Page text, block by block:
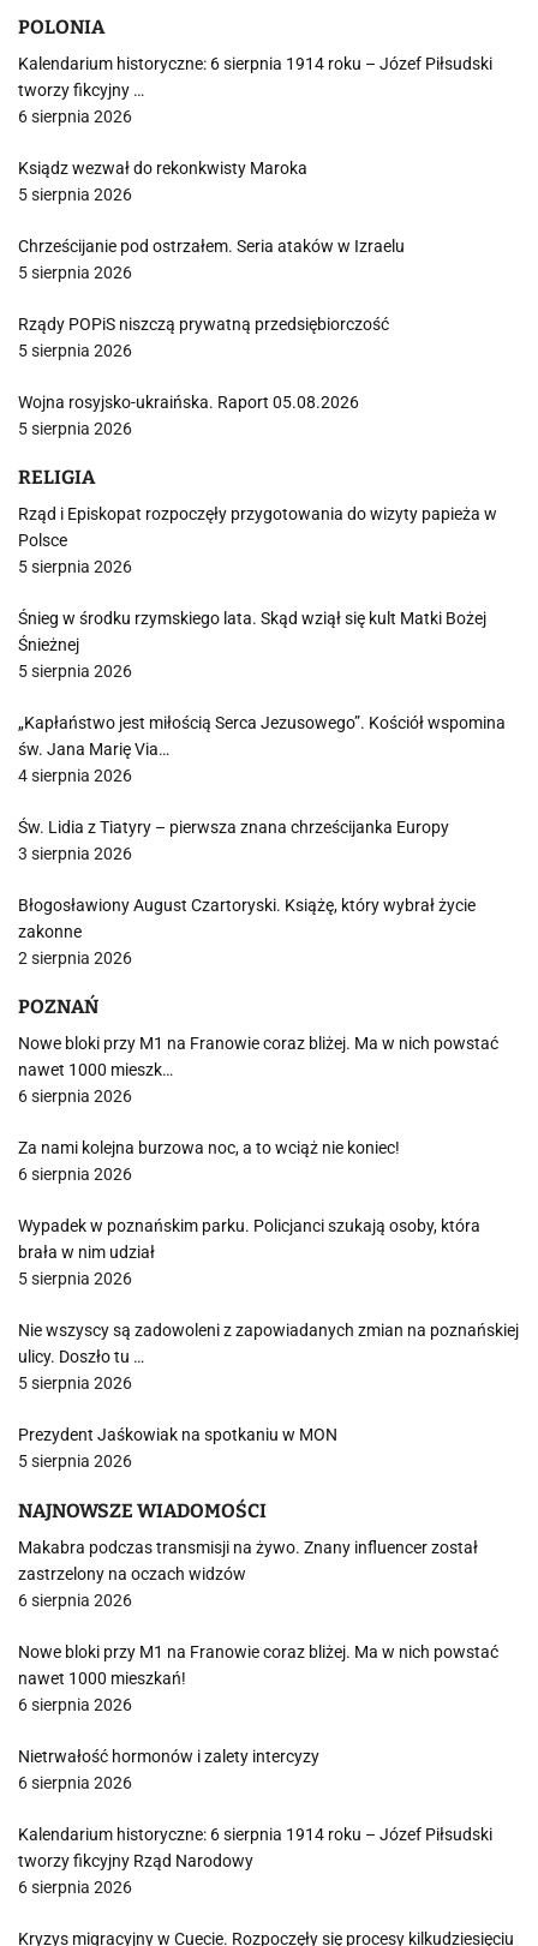
POLONIA
Kalendarium historyczne: 6 sierpnia 1914 roku – Józef Piłsudski
tworzy fikcyjny …
6 sierpnia 2026
Ksiądz wezwał do rekonkwisty Maroka
5 sierpnia 2026
Chrześcijanie pod ostrzałem. Seria ataków w Izraelu
5 sierpnia 2026
Rządy POPiS niszczą prywatną przedsiębiorczość
5 sierpnia 2026
Wojna rosyjsko-ukraińska. Raport 05.08.2026
5 sierpnia 2026
RELIGIA
Rząd i Episkopat rozpoczęły przygotowania do wizyty papieża w
Polsce
5 sierpnia 2026
Śnieg w środku rzymskiego lata. Skąd wziął się kult Matki Bożej
Śnieżnej
5 sierpnia 2026
„Kapłaństwo jest miłością Serca Jezusowego”. Kościół wspomina
św. Jana Marię Via…
4 sierpnia 2026
Św. Lidia z Tiatyry – pierwsza znana chrześcijanka Europy
3 sierpnia 2026
Błogosławiony August Czartoryski. Książę, który wybrał życie
zakonne
2 sierpnia 2026
POZNAŃ
Nowe bloki przy M1 na Franowie coraz bliżej. Ma w nich powstać
nawet 1000 mieszk…
6 sierpnia 2026
Za nami kolejna burzowa noc, a to wciąż nie koniec!
6 sierpnia 2026
Wypadek w poznańskim parku. Policjanci szukają osoby, która
brała w nim udział
5 sierpnia 2026
Nie wszyscy są zadowoleni z zapowiadanych zmian na poznańskiej
ulicy. Doszło tu …
5 sierpnia 2026
Prezydent Jaśkowiak na spotkaniu w MON
5 sierpnia 2026
NAJNOWSZE WIADOMOŚCI
Makabra podczas transmisji na żywo. Znany influencer został
zastrzelony na oczach widzów
6 sierpnia 2026
Nowe bloki przy M1 na Franowie coraz bliżej. Ma w nich powstać
nawet 1000 mieszkań!
6 sierpnia 2026
Nietrwałość hormonów i zalety intercyzy
6 sierpnia 2026
Kalendarium historyczne: 6 sierpnia 1914 roku – Józef Piłsudski
tworzy fikcyjny Rząd Narodowy
6 sierpnia 2026
Kryzys migracyjny w Cuecie. Rozpoczęły się procesy kilkudziesięciu